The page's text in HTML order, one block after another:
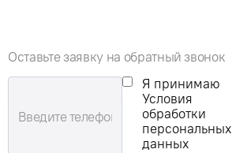
Оставьте заявку на обратный звонок
Я принимаю
Условия
обработки
персональных
данных